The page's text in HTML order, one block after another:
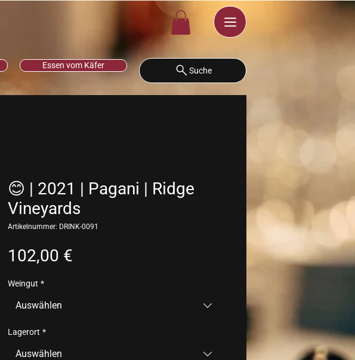
Essen vom Käfer
Suche
😊 | 2021 | Pagani | Ridge
Vineyards
Artikelnummer: DRINK-0091
102,00 €
Weingut *
Auswählen
Lagerort *
Auswählen